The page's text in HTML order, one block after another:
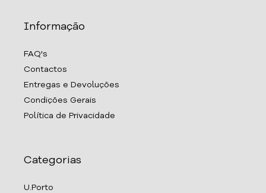
Informação
FAQ's
Contactos
Entregas e Devoluções
Condições Gerais
Política de Privacidade
Categorias
U.Porto